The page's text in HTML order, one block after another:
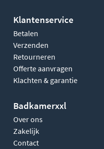
Klantenservice
Betalen
Verzenden
Retourneren
Offerte aanvragen
Klachten & garantie
Badkamerxxl
Over ons
Zakelijk
Contact